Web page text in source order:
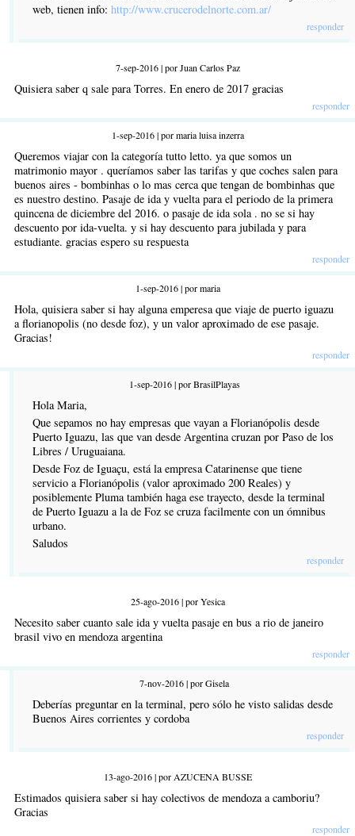
web, tienen info: http://www.crucerodelnorte.com.ar/
responder
7-sep-2016 | por Juan Carlos Paz
Quisiera saber q sale para Torres. En enero de 2017 gracias
responder
1-sep-2016 | por maria luisa inzerra
Queremos viajar con la categoría tutto letto. ya que somos un
matrimonio mayor . queríamos saber las tarifas y que coches salen para
buenos aires - bombinhas o lo mas cerca que tengan de bombinhas que
es nuestro destino. Pasaje de ida y vuelta para el periodo de la primera
quincena de diciembre del 2016. o pasaje de ida sola . no se si hay
descuento por ida-vuelta. y si hay descuento para jubilada y para
estudiante. gracias espero su respuesta
responder
1-sep-2016 | por maria
Hola, quisiera saber si hay alguna emperesa que viaje de puerto iguazu
a florianopolis (no desde foz), y un valor aproximado de ese pasaje.
Gracias!
responder
1-sep-2016 | por BrasilPlayas
Hola Maria,
Que sepamos no hay empresas que vayan a Florianópolis desde
Puerto Iguazu, las que van desde Argentina cruzan por Paso de los
Libres / Uruguaiana.
Desde Foz de Iguaçu, está la empresa Catarinense que tiene
servicio a Florianópolis (valor aproximado 200 Reales) y
posiblemente Pluma también haga ese trayecto, desde la terminal
de Puerto Iguazu a la de Foz se cruza facilmente con un ómnibus
urbano.
Saludos
responder
25-ago-2016 | por Yesica
Necesito saber cuanto sale ida y vuelta pasaje en bus a rio de janeiro
brasil vivo en mendoza argentina
responder
7-nov-2016 | por Gisela
Deberías preguntar en la terminal, pero sólo he visto salidas desde
Buenos Aires corrientes y cordoba
responder
13-ago-2016 | por AZUCENA BUSSE
Estimados quisiera saber si hay colectivos de mendoza a camboriu?
Gracias
responder